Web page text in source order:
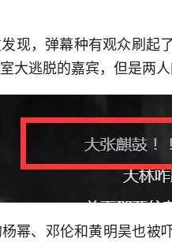
现，弹幕种有观众刷起
大逃脱的嘉宾，但是两
幂、邓伦和黄明昊也被